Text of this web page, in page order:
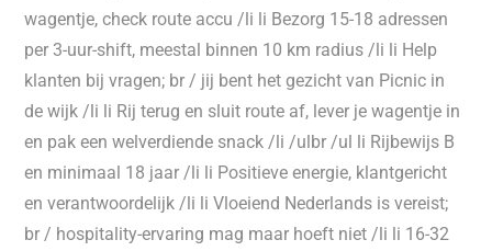
wagentje, check route accu /li li Bezorg 15-18 adressen
per 3-uur-shift, meestal binnen 10 km radius /li li Help
klanten bij vragen; br / jij bent het gezicht van Picnic in
de wijk /li li Rij terug en sluit route af, lever je wagentje in
en pak een welverdiende snack /li /ulbr /ul li Rijbewijs B
en minimaal 18 jaar /li li Positieve energie, klantgericht
en verantwoordelijk /li li Vloeiend Nederlands is vereist;
br / hospitality-ervaring mag maar hoeft niet /li li 16-32